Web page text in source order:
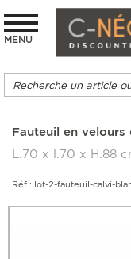
MENU
Fauteuil en
L.70 x l.70 x H.88
Réf.: lot-2-fauteuil-calvi-